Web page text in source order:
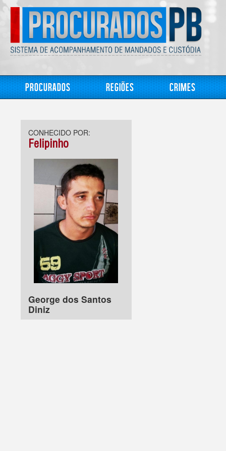
Procurados Regiões Crimes
CONHECIDO POR:
Felipinho
George dos Santos
Diniz